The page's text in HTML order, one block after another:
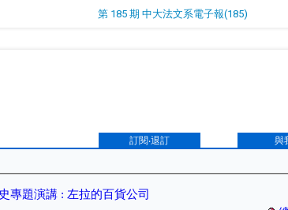
第 185 期 中大法文系電子報(185)